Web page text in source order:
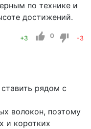
по технике и
достижений.
+3 0 -3
рядом с
волокон, поэтому
и коротких